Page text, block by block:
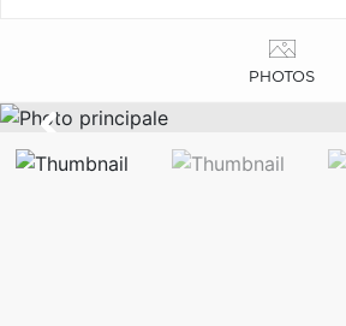
PHOTOS